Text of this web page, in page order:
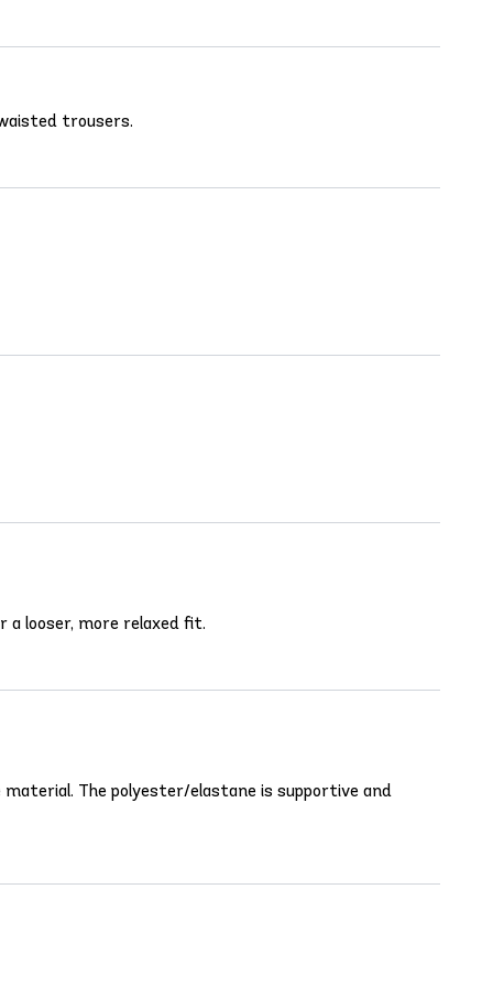
trousers.
looser, more relaxed fit.
The polyester/elastane is supportive and